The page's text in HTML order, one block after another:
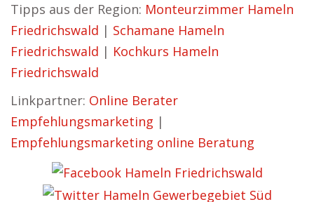
Tipps aus der Region: Monteurzimmer Hameln
Friedrichswald | Schamane Hameln
Friedrichswald | Kochkurs Hameln
Friedrichswald
Linkpartner: Online Berater
Empfehlungsmarketing |
Empfehlungsmarketing online Beratung